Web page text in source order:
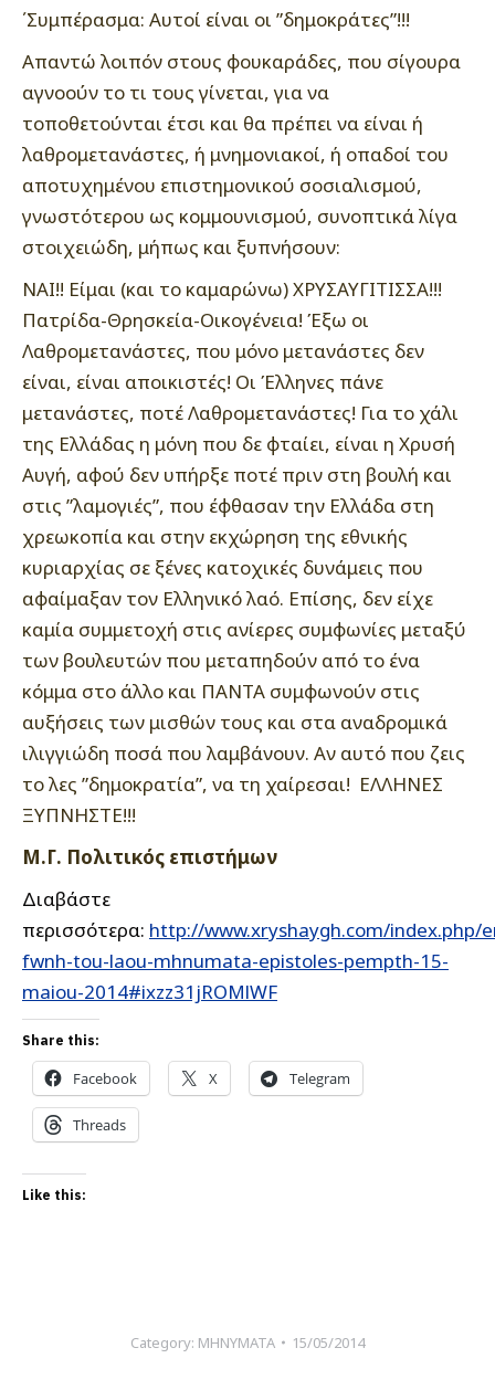
΄Συμπέρασμα: Αυτοί είναι οι ”δημοκράτες”!!!
Απαντώ λοιπόν στους φουκαράδες, που σίγουρα
αγνοούν το τι τους γίνεται, για να
τοποθετούνται έτσι και θα πρέπει να είναι ή
λαθρομετανάστες, ή μνημονιακοί, ή οπαδοί του
αποτυχημένου επιστημονικού σοσιαλισμού,
γνωστότερου ως κομμουνισμού, συνοπτικά λίγα
στοιχειώδη, μήπως και ξυπνήσουν:
ΝΑΙ!! Είμαι (και το καμαρώνω) ΧΡΥΣΑΥΓΙΤΙΣΣΑ!!!
Πατρίδα-Θρησκεία-Οικογένεια! Έξω οι
Λαθρομετανάστες, που μόνο μετανάστες δεν
είναι, είναι αποικιστές! Οι Έλληνες πάνε
μετανάστες, ποτέ Λαθρομετανάστες! Για το χάλι
της Ελλάδας η μόνη που δε φταίει, είναι η Χρυσή
Αυγή, αφού δεν υπήρξε ποτέ πριν στη βουλή και
στις ”λαμογιές”, που έφθασαν την Ελλάδα στη
χρεωκοπία και στην εκχώρηση της εθνικής
κυριαρχίας σε ξένες κατοχικές δυνάμεις που
αφαίμαξαν τον Ελληνικό λαό. Επίσης, δεν είχε
καμία συμμετοχή στις ανίερες συμφωνίες μεταξύ
των βουλευτών που μεταπηδούν από το ένα
κόμμα στο άλλο και ΠΑΝΤΑ συμφωνούν στις
αυξήσεις των μισθών τους και στα αναδρομικά
ιλιγγιώδη ποσά που λαμβάνουν. Αν αυτό που ζεις
το λες ”δημοκρατία”, να τη χαίρεσαι! ΕΛΛΗΝΕΣ
ΞΥΠΝΗΣΤΕ!!!
Μ.Γ. Πολιτικός επιστήμων
Διαβάστε
περισσότερα: http://www.xryshaygh.com/index.php/
fwnh-tou-laou-mhnumata-epistoles-pempth-15-
maiou-2014#ixzz31jROMlWF
Share this:
Facebook X Telegram
Threads
Like this:
Category: ΜΗΝΥΜΑΤΑ 15/05/2014